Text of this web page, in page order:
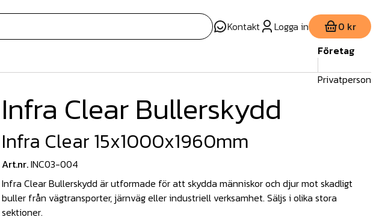
Kontakt Logga in 0 kr
Företag
Privatperson
Infra Clear Bullerskydd
Infra Clear 15x1000x1960mm
Art.nr.INC03-004
Infra Clear Bullerskydd är utformade för att skydda människor och djur mot skadligt
buller från vägtransporter, järnväg eller industriell verksamhet. Säljs i olika stora
sektioner.